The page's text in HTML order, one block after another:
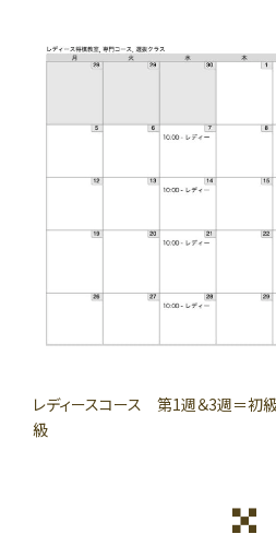
レディースコース 第1週＆3週＝
級